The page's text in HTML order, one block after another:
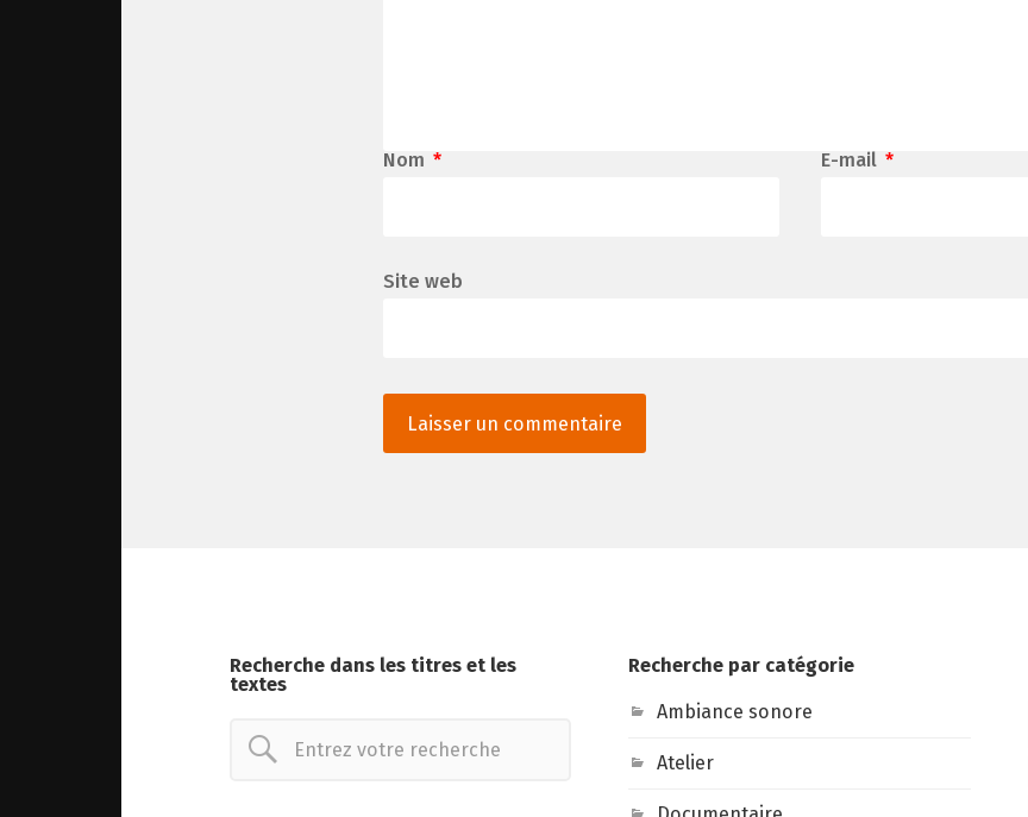
Nom * E-mail *
Site web
Recherche dans les titres et les
textes
Recherche par catégorie
Ambiance sonore
Atelier